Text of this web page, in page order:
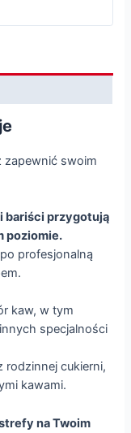
zapewnić swoim
bariści przygotują
poziomie.
profesjonalną
kaw, w tym
specjalności
rodzinnej cukierni,
kawami.
na Twoim